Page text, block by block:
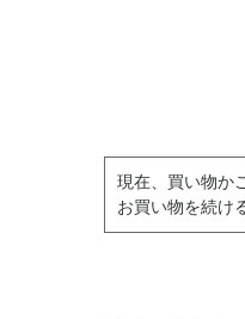
現在、買い物か
お買い物を続け